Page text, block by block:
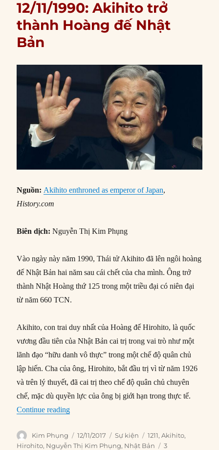
12/11/1990: Akihito trở
thành Hoàng đế Nhật
Bản
Nguồn: Akihito enthroned as emperor of Japan,
History.com
Biên dịch: Nguyễn Thị Kim Phụng
Vào ngày này năm 1990, Thái tử Akihito đã lên ngôi hoàng
đế Nhật Bản hai năm sau cái chết của cha mình. Ông trở
thành Nhật Hoàng thứ 125 trong một triều đại có niên đại
từ năm 660 TCN.
Akihito, con trai duy nhất của Hoàng đế Hirohito, là quốc
vương đầu tiên của Nhật Bản cai trị trong vai trò như một
lãnh đạo “hữu danh vô thực” trong một chế độ quân chủ
lập hiến. Cha của ông, Hirohito, bắt đầu trị vì từ năm 1926
và trên lý thuyết, đã cai trị theo chế độ quân chủ chuyên
chế, mặc dù quyền lực của ông bị giới hạn trong thực tế.
Continue reading“12/11/1990: Akihito trở thành Hoàng đế Nhật
Author
Kim Phụng
Posted
on
12/11/2017 Categories
Sự kiện Tags
1211,Akihito,
Hirohito, Nguyễn Thị Kim Phụng, Nhật Bản
3